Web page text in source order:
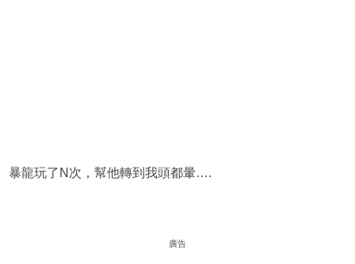
暴龍玩了N次，幫他轉到我頭都暈….
廣告